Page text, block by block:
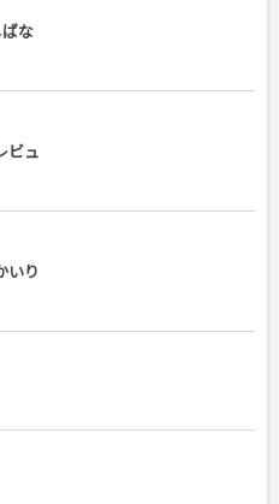
な
ビュ
いり